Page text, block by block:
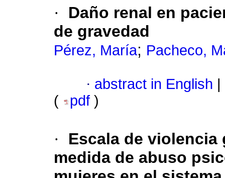
·
Daño renal en
de gravedad
Pérez, María; Pacheco,
· abstract in English
(
pdf )
·
Escala de
medida de abuso